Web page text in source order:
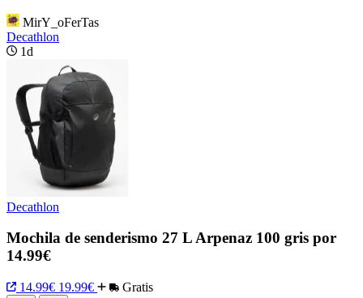
MirY_oFerTas
Decathlon
1d
Decathlon
Mochila de senderismo 27 L Arpenaz 100 gris por
14.99€
14.99€ 19.99€ Gratis